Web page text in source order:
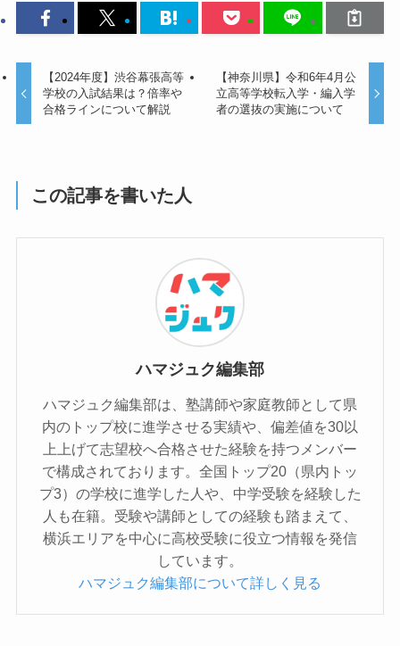
【2024年度】渋谷幕張高等
学校の入試結果は？倍率や
合格ラインについて解説
【神奈川県】令和6年4月公
立高等学校転入学・編入学
者の選抜の実施について
この記事を書いた人
ハマジュク編集部
ハマジュク編集部は、塾講師や家庭教師として県
内のトップ校に進学させる実績や、偏差値を30以
上上げて志望校へ合格させた経験を持つメンバー
で構成されております。全国トップ20（県内トッ
プ3）の学校に進学した人や、中学受験を経験した
人も在籍。受験や講師としての経験も踏まえて、
横浜エリアを中心に高校受験に役立つ情報を発信
しています。
ハマジュク編集部について詳しく見る